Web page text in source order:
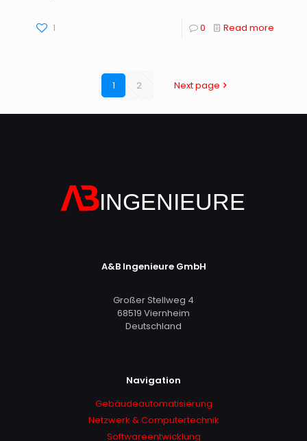
1 0 Read more
1 2 Next page
A&B Ingenieure GmbH
Großer Stellweg 4
68519 Viernheim
Deutschland
Navigation
Gebäudeautomatisierung
Netzwerk & Computertechnik
Softwareentwicklung